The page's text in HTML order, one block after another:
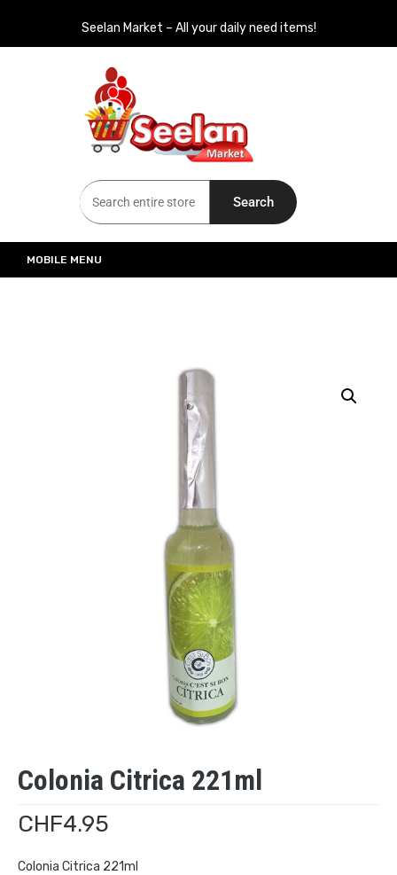
Seelan Market – All your daily need items!
Seelan Market
Online Grocery Shopping for all your daily need in Switzerland
Search
MOBILE MENU
Colonia Citrica 221ml
CHF4.95
Colonia Citrica 221ml